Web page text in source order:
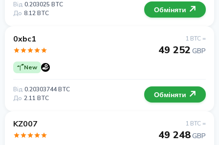
Від 0.203025 BTC
До 8.12 BTC Обміняти
0xbc1
New
1 BTC =
49 252 GBP
Від 0.20303744 BTC
До 2.11 BTC Обміняти
KZ007 1 BTC =
49 248GBP